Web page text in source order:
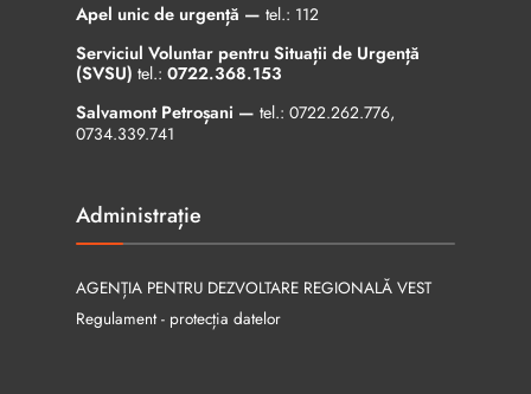
Apel unic de urgență — tel.: 112
Serviciul Voluntar pentru Situații de Urgență
(SVSU) tel.: 0722.368.153
Salvamont Petroșani — tel.: 0722.262.776,
0734.339.741
Administrație
AGENȚIA PENTRU DEZVOLTARE REGIONALĂ VEST
Regulament - protecția datelor